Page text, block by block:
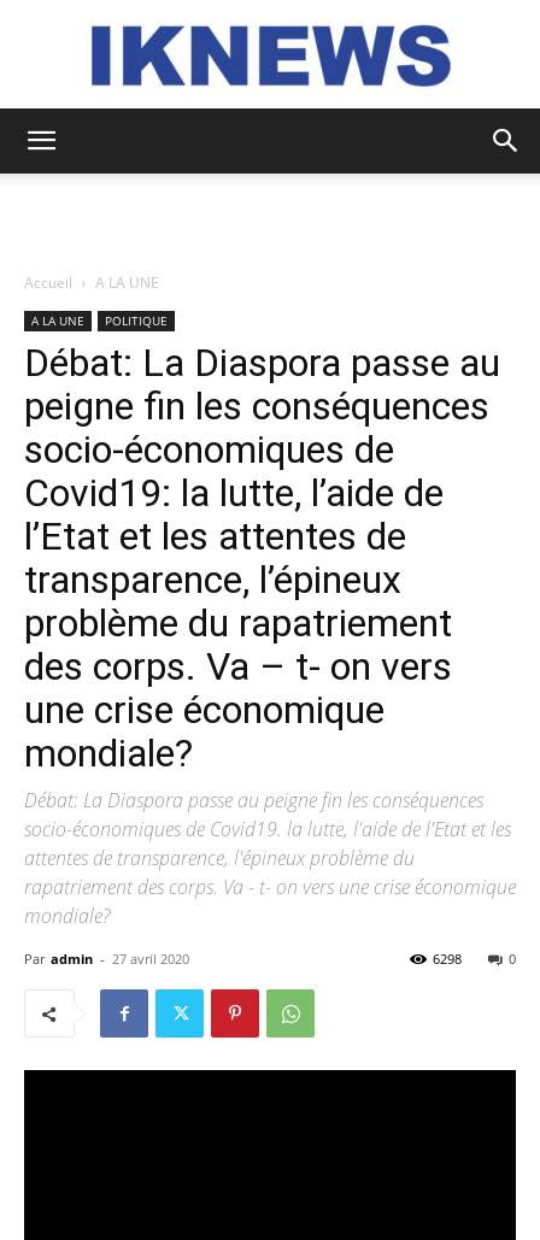
Accueil A LA UNE
A LA UNE POLITIQUE
Débat: La Diaspora passe au
peigne fin les conséquences
socio-économiques de
Covid19: la lutte, l’aide de
l’Etat et les attentes de
transparence, l’épineux
problème du rapatriement
des corps. Va – t- on vers
une crise économique
mondiale?
Débat: La Diaspora passe au peigne fin les conséquences
socio-économiques de Covid19. la lutte, l'aide de l'Etat et les
attentes de transparence, l'épineux problème du
rapatriement des corps. Va - t- on vers une crise économique
mondiale?
Par admin - 27 avril 2020 0
6298